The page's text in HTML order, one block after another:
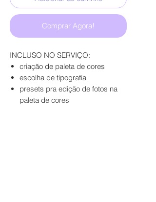
Comprar Agora!
INCLUSO NO SERVIÇO:
criação de paleta de cores
escolha de tipografia
presets pra edição de fotos na
paleta de cores